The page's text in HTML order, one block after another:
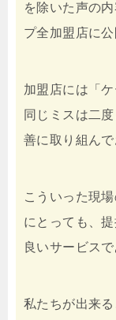
を除いた声の
プ全加盟店に公
加盟店には「
同じミスは二
善に取り組んで
こういった現
にとっても、
良いサービス
私たちが出来